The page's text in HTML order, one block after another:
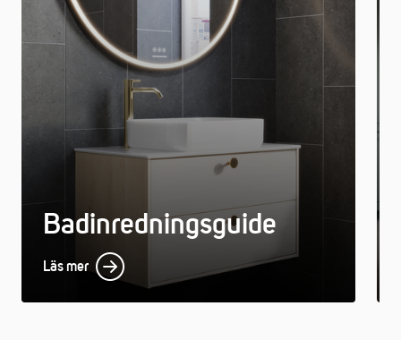
Badinredningsguide
Läs mer